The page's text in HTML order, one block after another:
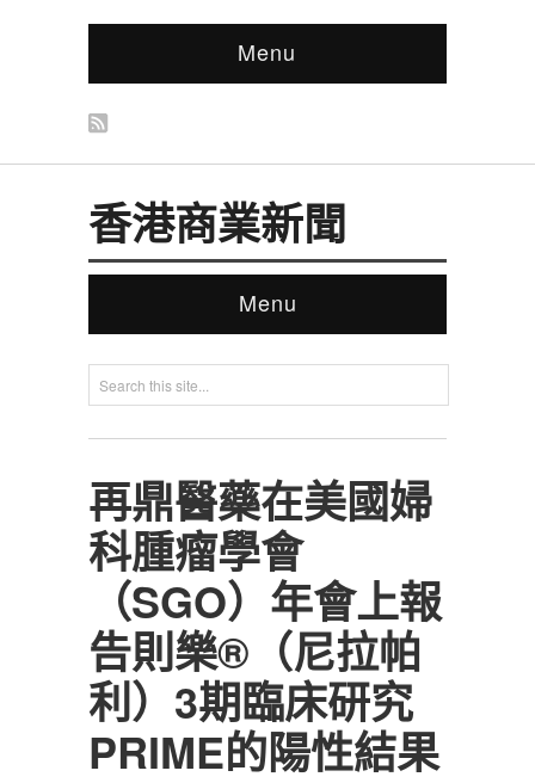
Menu
香港商業新聞
Menu
‎再鼎醫藥在美國婦
科腫瘤學會
（SGO）年會上報
告則樂®（尼拉帕
利）3期臨床研究
PRIME的陽性結果